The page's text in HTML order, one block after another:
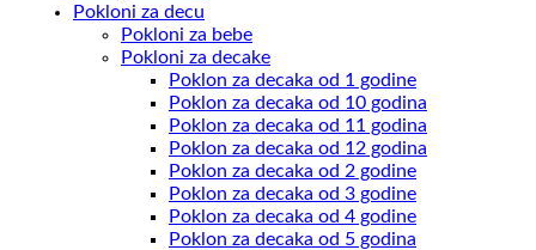
Pokloni za decu
Pokloni za bebe
Pokloni za decake
Poklon za decaka od 1 godine
Poklon za decaka od 10 godina
Poklon za decaka od 11 godina
Poklon za decaka od 12 godina
Poklon za decaka od 2 godine
Poklon za decaka od 3 godine
Poklon za decaka od 4 godine
Poklon za decaka od 5 godina